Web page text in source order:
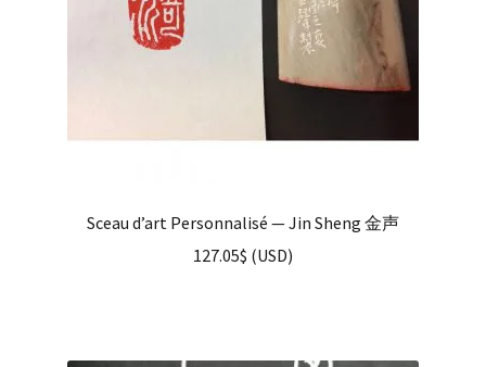
Sceau d’art Personnalisé — Jin Sheng 金声
127.05$ (USD)